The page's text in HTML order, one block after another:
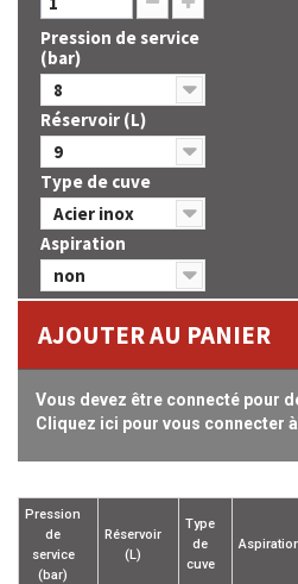
Pression de service
(bar)
8
Réservoir (L)
9
Type de cuve
Acier inox
Aspiration
non
AJOUTER AU PANIER
Vous devez être connecté pour
Cliquez ici pour vous connecter
Pression
de
service
(bar)
Réservoir
(L)
Type
de
cuve